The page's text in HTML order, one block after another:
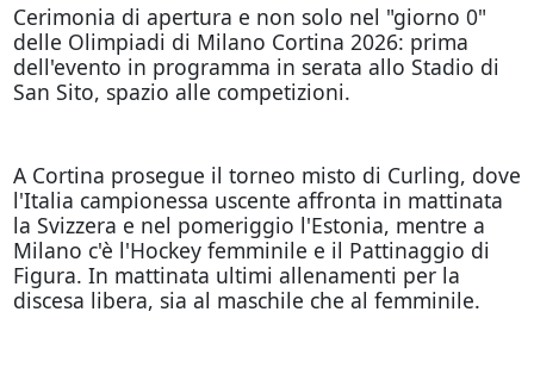
Cerimonia di apertura e non solo nel "giorno 0"
delle Olimpiadi di Milano Cortina 2026: prima
dell'evento in programma in serata allo Stadio di
San Sito, spazio alle competizioni.
A Cortina prosegue il torneo misto di Curling, dove
l'Italia campionessa uscente affronta in mattinata
la Svizzera e nel pomeriggio l'Estonia, mentre a
Milano c'è l'Hockey femminile e il Pattinaggio di
Figura. In mattinata ultimi allenamenti per la
discesa libera, sia al maschile che al femminile.